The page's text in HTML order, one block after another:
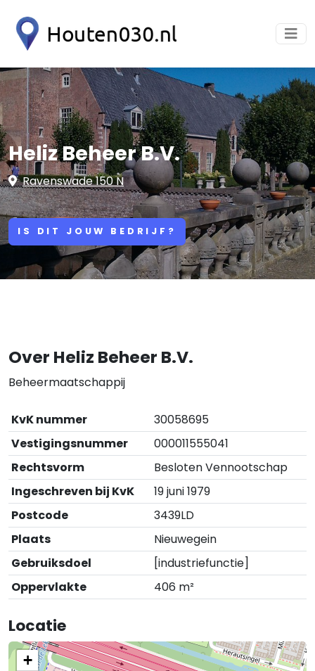
Heliz Beheer B.V.
Ravenswade 150 N
IS DIT JOUW BEDRIJF?
Over Heliz Beheer B.V.
Beheermaatschappij
KvK nummer
30058695
Vestigingsnummer
000011555041
Rechtsvorm
Besloten Vennootschap
Ingeschreven bij KvK
19 juni 1979
Postcode
3439LD
Plaats
Nieuwegein
Gebruiksdoel
[industriefunctie]
Oppervlakte
406 m²
Locatie
+